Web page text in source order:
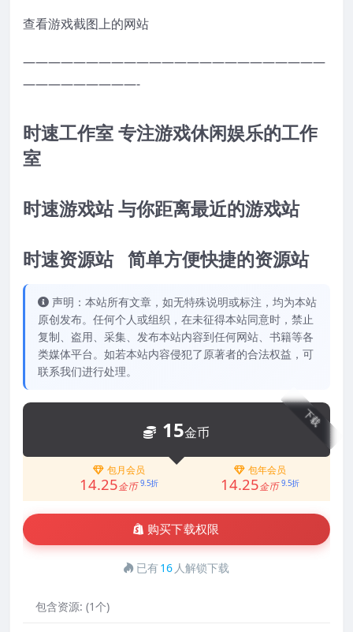
查看游戏截图上的网站
————————————————————————
—————————-
时速工作室 专注游戏休闲娱乐的工作
室
时速游戏站 与你距离最近的游戏站
时速资源站 简单方便快捷的资源站
声明：本站所有文章，如无特殊说明或标注，均为本站
原创发布。任何个人或组织，在未征得本站同意时，禁止
复制、盗用、采集、发布本站内容到任何网站、书籍等各
类媒体平台。如若本站内容侵犯了原著者的合法权益，可
联系我们进行处理。
下载
15金币
包月会员
14.25金币 9.5折
包年会员
14.25金币 9.5折
购买下载权限
已有16 人解锁下载
包含资源: (1个)